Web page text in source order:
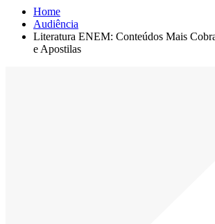
Home
Audiência
Literatura ENEM: Conteúdos Mais
e Apostilas